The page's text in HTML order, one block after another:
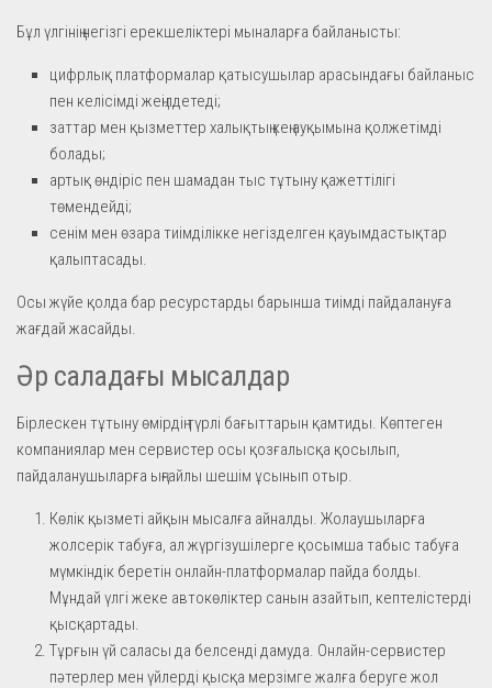
Бұл үлгінің негізгі ерекшеліктері мыналарға байланысты:
цифрлық платформалар қатысушылар арасындағы байланыс
пен келісімді жеңілдетеді;
заттар мен қызметтер халықтың кең ауқымына қолжетімді
болады;
артық өндіріс пен шамадан тыс тұтыну қажеттілігі
төмендейді;
сенім мен өзара тиімділікке негізделген қауымдастықтар
қалыптасады.
Осы жүйе қолда бар ресурстарды барынша тиімді пайдалануға
жағдай жасайды.
Әр саладағы мысалдар
Бірлескен тұтыну өмірдің түрлі бағыттарын қамтиды. Көптеген
компаниялар мен сервистер осы қозғалысқа қосылып,
пайдаланушыларға ыңғайлы шешім ұсынып отыр.
Көлік қызметі айқын мысалға айналды. Жолаушыларға
жолсерік табуға, ал жүргізушілерге қосымша табыс табуға
мүмкіндік беретін онлайн-платформалар пайда болды.
Мұндай үлгі жеке автокөліктер санын азайтып, кептелістерді
қысқартады.
Тұрғын үй саласы да белсенді дамуда. Онлайн-сервистер
пәтерлер мен үйлерді қысқа мерзімге жалға беруге жол